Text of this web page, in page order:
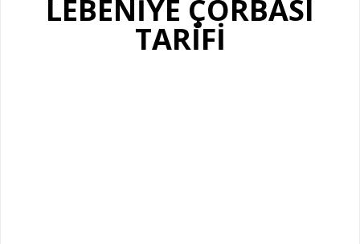
LEBENİYE ÇORBASI
TARİFİ